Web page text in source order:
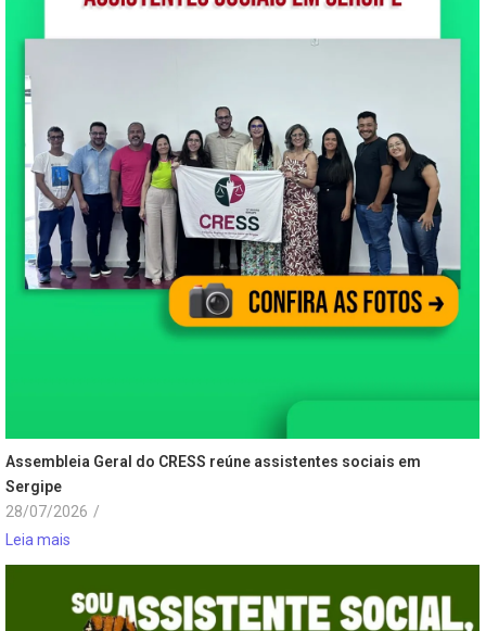
Assembleia Geral do CRESS reúne assistentes sociais em
Sergipe
28/07/2026 /
Leia mais